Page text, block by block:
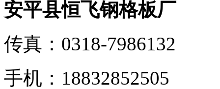
安平县恒飞钢格板厂
传真：0318-7986132
手机：18832852505